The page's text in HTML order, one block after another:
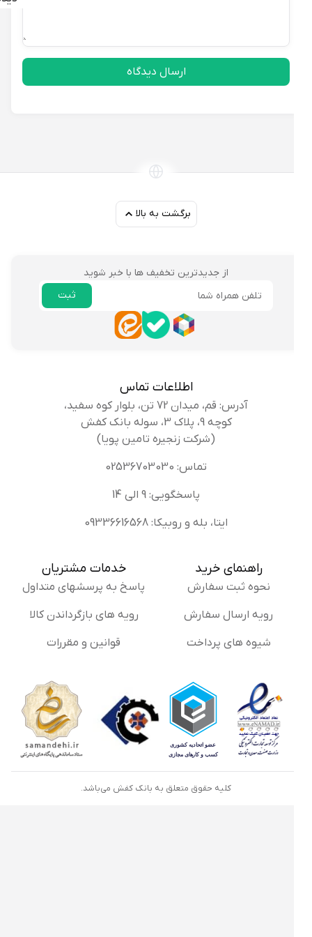
ارسال دیدگاه
برگشت به بالا
از جدیدترین تخفیف ها با خبر شوید
اطلاعات تماس
آدرس: قم، میدان 72 تن، بلوار کوه سفید،
کوچه 9، پلاک 3، سوله بانک کفش
(شرکت زنجیره تامین پویا)
تماس: 02536703030
پاسخگویی: 9 الی 14
ایتا، بله و روبیکا: 09336616568
راهنمای خرید
نحوه ثبت سفارش
رویه ارسال سفارش
شیوه های پرداخت
خدمات مشتریان
پاسخ به پرسشهای متداول
رویه های بازگرداندن کالا
قوانین و مقررات
کلیه حقوق متعلق به بانک کفش می‌باشد.